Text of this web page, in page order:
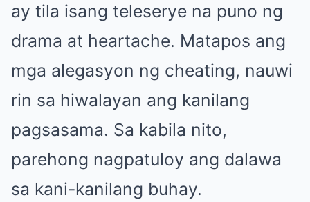
ay tila isang teleserye na puno ng
drama at heartache. Matapos ang
mga alegasyon ng cheating, nauwi
rin sa hiwalayan ang kanilang
pagsasama. Sa kabila nito,
parehong nagpatuloy ang dalawa
sa kani-kanilang buhay.